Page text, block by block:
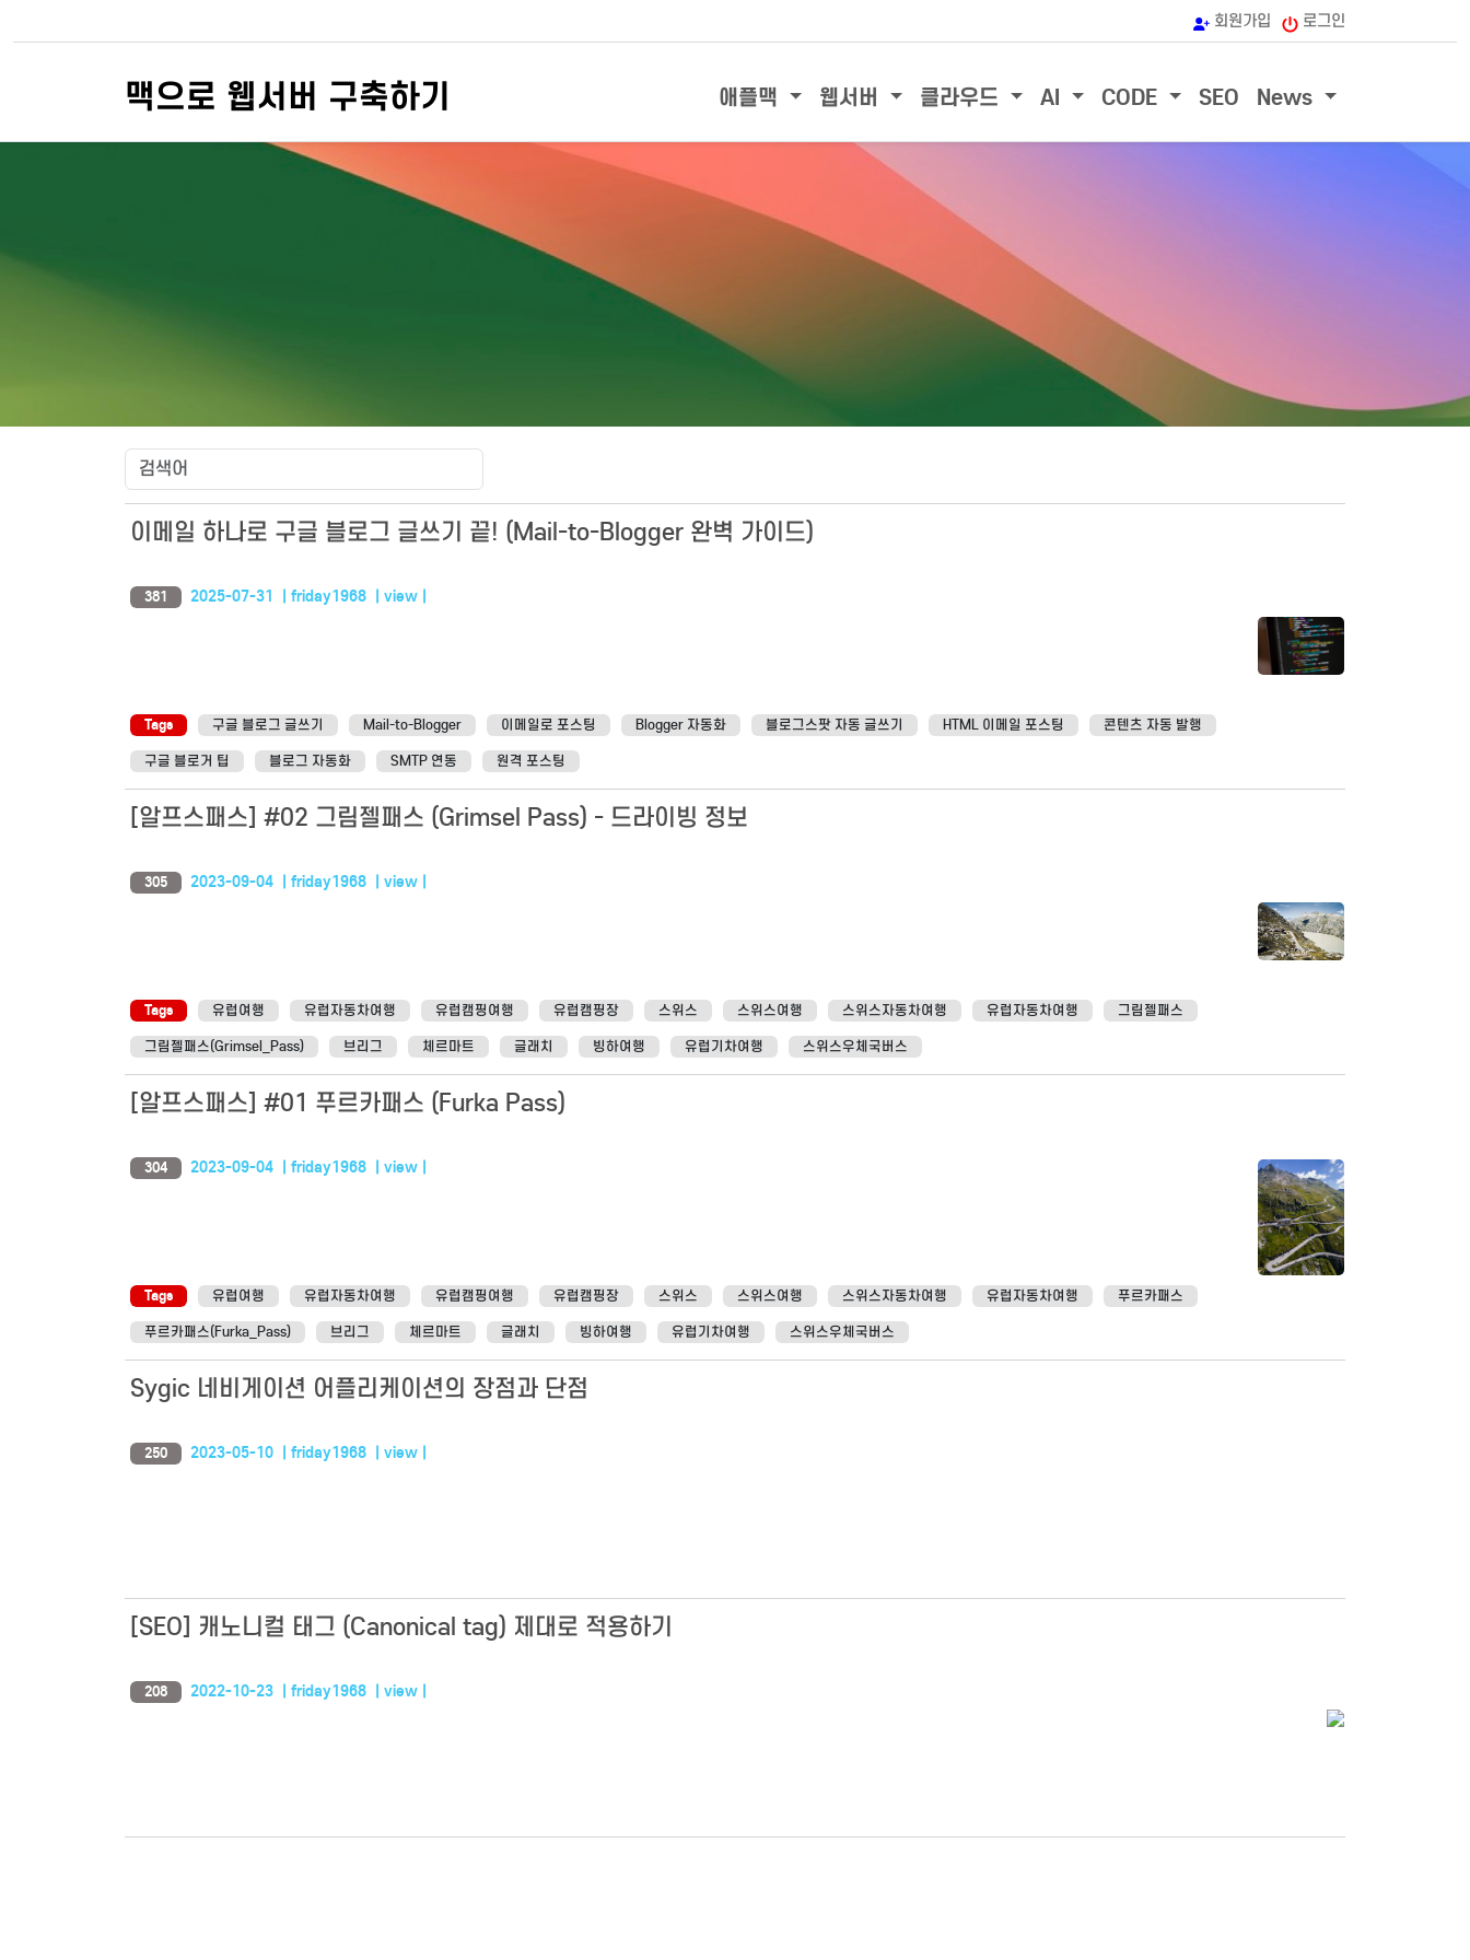
회원가입 로그인
맥으로 웹서버 구축하기 애플맥 웹서버 클라우드 AI CODE SEO News
이메일 하나로 구글 블로그 글쓰기 끝! (Mail-to-Blogger 완벽 가이드)
381 2025-07-31 | friday1968 | view |
Tags 구글 블로그 글쓰기 Mail-to-Blogger 이메일로 포스팅 Blogger 자동화 블로그스팟 자동 글쓰기 HTML 이메일 포스팅 콘텐츠 자동 발행
구글 블로거 팁 블로그 자동화 SMTP 연동 원격 포스팅
[알프스패스] #02 그림젤패스 (Grimsel Pass) - 드라이빙 정보
305 2023-09-04 | friday1968 | view |
Tags 유럽여행 유럽자동차여행 유럽캠핑여행 유럽캠핑장 스위스 스위스여행 스위스자동차여행 유럽자동차여행 그림젤패스
그림젤패스(Grimsel_Pass) 브리그 체르마트 글래치 빙하여행 유럽기차여행 스위스우체국버스
[알프스패스] #01 푸르카패스 (Furka Pass)
304 2023-09-04 | friday1968 | view |
Tags 유럽여행 유럽자동차여행 유럽캠핑여행 유럽캠핑장 스위스 스위스여행 스위스자동차여행 유럽자동차여행 푸르카패스
푸르카패스(Furka_Pass) 브리그 체르마트 글래치 빙하여행 유럽기차여행 스위스우체국버스
Sygic 네비게이션 어플리케이션의 장점과 단점
250 2023-05-10 | friday1968 | view |
[SEO] 캐노니컬 태그 (Canonical tag) 제대로 적용하기
208 2022-10-23 | friday1968 | view |